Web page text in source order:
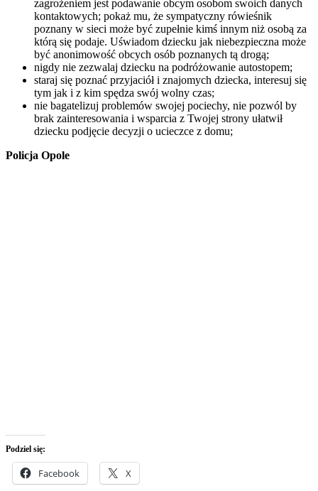
zagrożeniem jest podawanie obcym osobom swoich danych
kontaktowych; pokaż mu, że sympatyczny rówieśnik
poznany w sieci może być zupełnie kimś innym niż osobą za
którą się podaje. Uświadom dziecku jak niebezpieczna może
być anonimowość obcych osób poznanych tą drogą;
nigdy nie zezwalaj dziecku na podróżowanie autostopem;
staraj się poznać przyjaciół i znajomych dziecka, interesuj się
tym jak i z kim spędza swój wolny czas;
nie bagatelizuj problemów swojej pociechy, nie pozwól by
brak zainteresowania i wsparcia z Twojej strony ułatwił
dziecku podjęcie decyzji o ucieczce z domu;
Policja Opole
Podziel się:
Facebook X